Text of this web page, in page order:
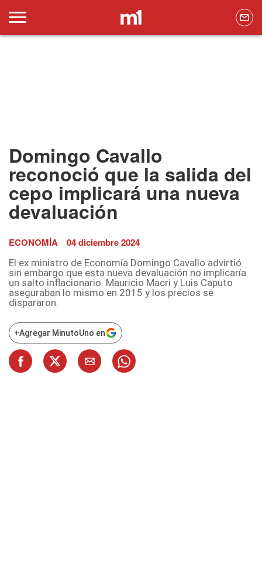
Domingo Cavallo
reconoció que la salida del
cepo implicará una nueva
devaluación
ECONOMÍA 04 diciembre 2024
El ex ministro de Economía Domingo Cavallo advirtió
sin embargo que esta nueva devaluación no implicaría
un salto inflacionario. Mauricio Macri y Luis Caputo
aseguraban lo mismo en 2015 y los precios se
dispararon.
+Agregar MinutoUno en